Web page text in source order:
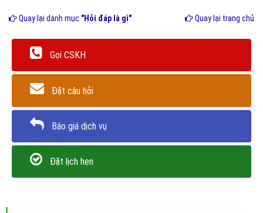
Quay lại danh mục "Hỏi đáp là gì" Quay lại trang chủ
Gọi CSKH
Đặt câu hỏi
Báo giá dịch vụ
Đặt lịch hẹn